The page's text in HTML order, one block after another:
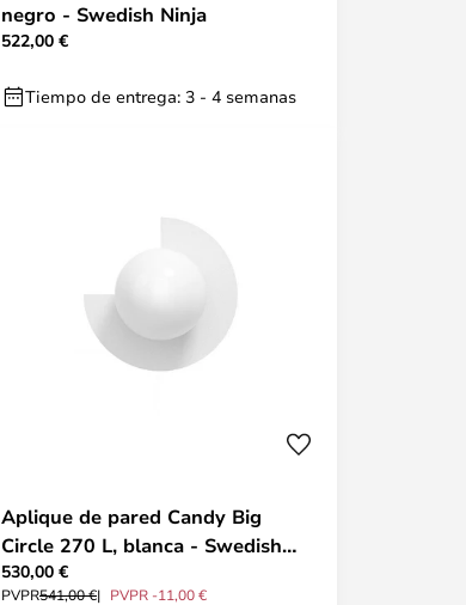
negro - Swedish Ninja
522,00 €
Tiempo de entrega: 3 - 4 semanas
Aplique de pared Candy Big
Circle 270 L, blanca - Swedish
Ninja
530,00 €
PVPR541,00 € PVPR -11,00 €